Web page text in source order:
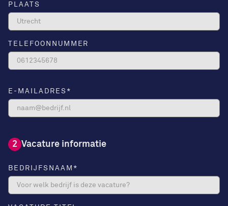
PLAATS
TELEFOONNUMMER
E-MAILADRES *
2 Vacature informatie
BEDRIJFSNAAM *